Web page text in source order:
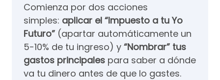
Comienza por dos acciones
simples: aplicar el “Impuesto a tu Yo
Futuro” (apartar automáticamente un
5-10% de tu ingreso) y “Nombrar” tus
gastos principales para saber a dónde
va tu dinero antes de que lo gastes.